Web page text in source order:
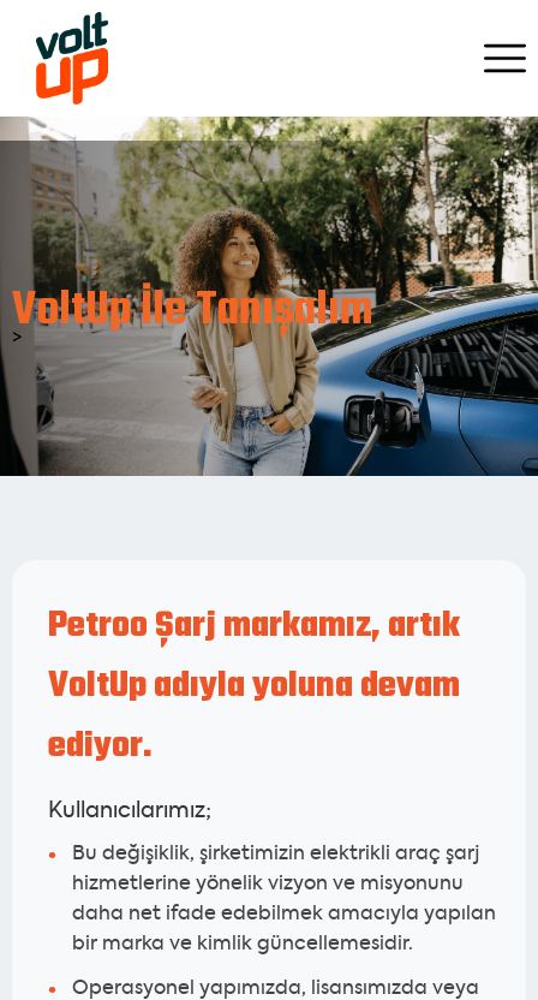
VoltUp İle Tanışalım
>
Petroo Şarj markamız, artık
VoltUp adıyla yoluna devam
ediyor.
Kullanıcılarımız;
Bu değişiklik, şirketimizin elektrikli araç şarj
hizmetlerine yönelik vizyon ve misyonunu
daha net ifade edebilmek amacıyla yapılan
bir marka ve kimlik güncellemesidir.
Operasyonel yapımızda, lisansımızda veya